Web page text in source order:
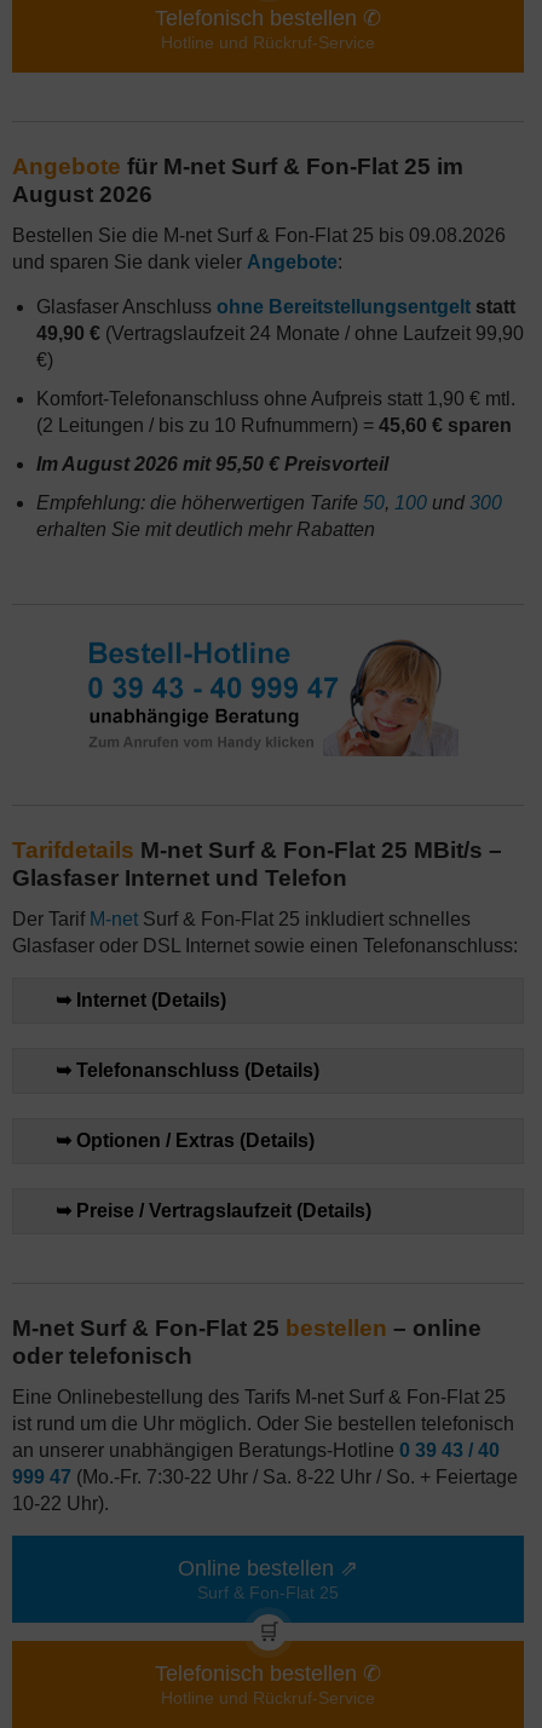
Telefonisch bestellen ✆
Hotline und Rückruf-Service
Angebote für M-net Surf & Fon-Flat 25 im
August 2026
Bestellen Sie die M-net Surf & Fon-Flat 25 bis 09.08.2026
und sparen Sie dank vieler Angebote:
Glasfaser Anschluss ohne Bereitstellungsentgelt statt
49,90 € (Vertragslaufzeit 24 Monate / ohne Laufzeit 99,90
€)
Komfort-Telefonanschluss ohne Aufpreis statt 1,90 € mtl.
(2 Leitungen / bis zu 10 Rufnummern) = 45,60 € sparen
Im August 2026 mit 95,50 € Preisvorteil
Empfehlung: die höherwertigen Tarife 50, 100 und 300
erhalten Sie mit deutlich mehr Rabatten
Tarifdetails M-net Surf & Fon-Flat 25 MBit/s –
Glasfaser Internet und Telefon
Der Tarif M-net Surf & Fon-Flat 25 inkludiert schnelles
Glasfaser oder DSL Internet sowie einen Telefonanschluss:
➥ Internet (Details)
➥ Telefonanschluss (Details)
➥ Optionen / Extras (Details)
➥ Preise / Vertragslaufzeit (Details)
M-net Surf & Fon-Flat 25 bestellen – online
oder telefonisch
Eine Onlinebestellung des Tarifs M-net Surf & Fon-Flat 25
ist rund um die Uhr möglich. Oder Sie bestellen telefonisch
an unserer unabhängigen Beratungs-Hotline 0 39 43 / 40
999 47 (Mo.-Fr. 7:30-22 Uhr / Sa. 8-22 Uhr / So. + Feiertage
10-22 Uhr).
Online bestellen ⇗
Surf & Fon-Flat 25
🛒
Telefonisch bestellen ✆
Hotline und Rückruf-Service